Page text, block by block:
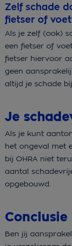
Zelf schade
fietser of
Als je zelf (ook)
een fietser of
fietser hiervoor
geen
altijd je schade
Je
Als je kunt
het ongeval met
bij OHRA niet
aantal
opgebouwd.
Conclusie
Ben jij